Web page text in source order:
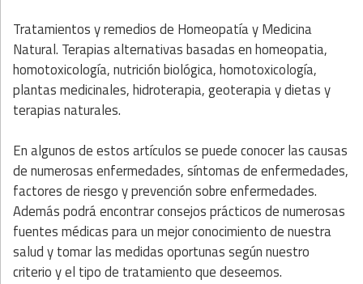
Tratamientos y remedios de Homeopatía y Medicina
Natural. Terapias alternativas basadas en homeopatia,
homotoxicología, nutrición biológica, homotoxicología,
plantas medicinales, hidroterapia, geoterapia y dietas y
terapias naturales.
En algunos de estos artículos se puede conocer las causas
de numerosas enfermedades, síntomas de enfermedades,
factores de riesgo y prevención sobre enfermedades.
Además podrá encontrar consejos prácticos de numerosas
fuentes médicas para un mejor conocimiento de nuestra
salud y tomar las medidas oportunas según nuestro
criterio y el tipo de tratamiento que deseemos.